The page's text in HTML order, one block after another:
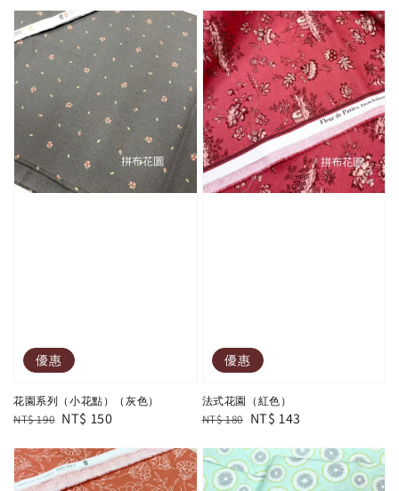
優惠
花園系列（小花點）（灰色）
Regular
NT$ 190 Sale
NT$ 150
優惠
法式花園（紅色）
Regular
NT$ 180 Sale
NT$ 143